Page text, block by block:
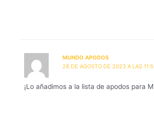
MUNDO APODOS
28 DE AGOSTO DE 2023 A LAS
¡Lo añadimos a la lista de apodos para